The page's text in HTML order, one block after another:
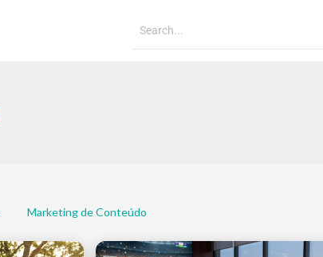
Marketing de Conteúdo